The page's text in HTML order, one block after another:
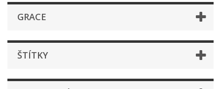
GRACE
ŠTÍTKY